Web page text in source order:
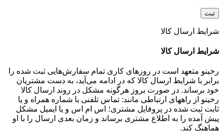
شرایط ارسال کالا
شرایط ارسال کالا
رخینو متعهد است در روزهای کاری تمام سفارش‌هایی ثبت شده را
برابر با شرایط ارسال کالا که در ادامه می‌آید، به دست مشتریان
خود برساند. در صورت بروز هرگونه مشکل در روند ارسال کالا
رخینو از راههای ارتباطی مانند: تماس تلفنی با شماره همراه و یا
ثابت ثبت شده در پروفایل مشتری؛ اس ام اس و یا ایمیل مشکل
پیش آمده را به اطلاع مشتری برساند و زمان بعدی ارسال را با او
هماهنگ کند.